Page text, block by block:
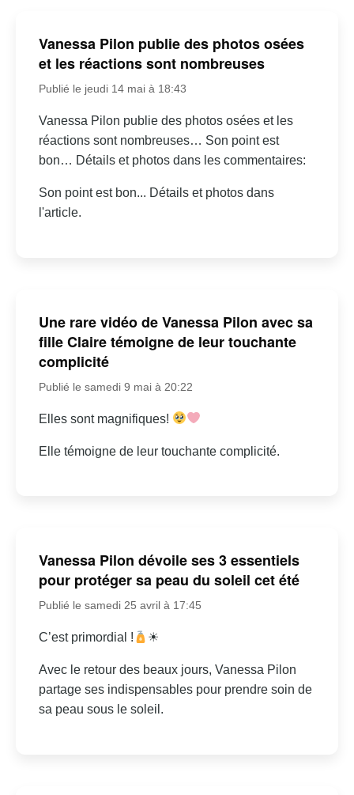
Vanessa Pilon publie des photos osées
et les réactions sont nombreuses
Publié le jeudi 14 mai à 18:43
Vanessa Pilon publie des photos osées et les
réactions sont nombreuses… Son point est
bon… Détails et photos dans les commentaires:
Son point est bon... Détails et photos dans
l'article.
Une rare vidéo de Vanessa Pilon avec sa
fille Claire témoigne de leur touchante
complicité
Publié le samedi 9 mai à 20:22
Elles sont magnifiques!
Elle témoigne de leur touchante complicité.
Vanessa Pilon dévoile ses 3 essentiels
pour protéger sa peau du soleil cet été
Publié le samedi 25 avril à 17:45
C’est primordial ! ☀
Avec le retour des beaux jours, Vanessa Pilon
partage ses indispensables pour prendre soin de
sa peau sous le soleil.